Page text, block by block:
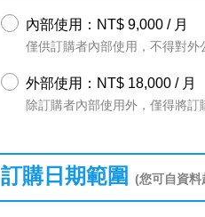
內部使用：NT$ 9,000 / 月
僅供訂購者內部使用，不得對外
外部使用：NT$ 18,000 / 月
除訂購者內部使用外，僅得將
訂購日期範圍 (您可自資料